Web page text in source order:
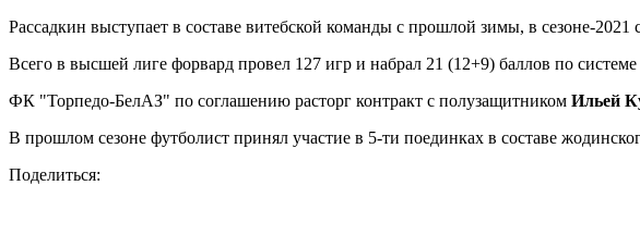
Рассадкин выступает в составе витебской команды с прошлой зимы, в сезоне-2021
Всего в высшей лиге форвард провел 127 игр и набрал 21 (12+9) баллов по
ФК "Торпедо-БелАЗ" по соглашению расторг контракт с полузащитником Ильей
В прошлом сезоне футболист принял участие в 5-ти поединках в составе
Поделиться: